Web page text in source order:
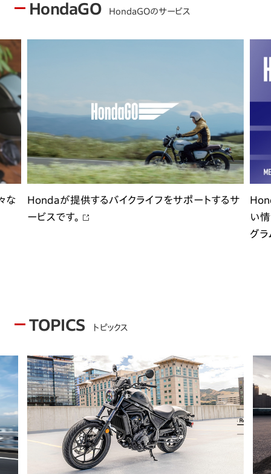
HondaGO HondaGOのサービス
な
Hondaが提供するバイクライフをサポートするサ
ービスです。
い
グラ
TOPICS トピックス